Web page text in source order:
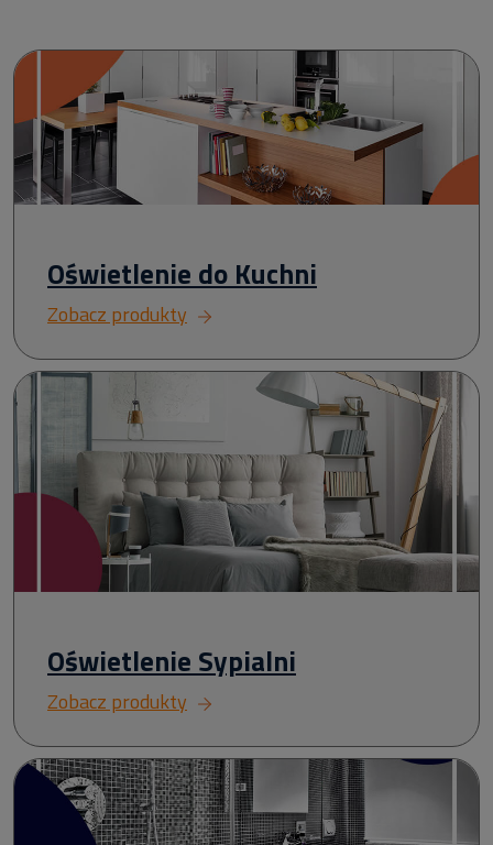
Oświetlenie do Kuchni
Zobacz produkty
Oświetlenie Sypialni
Zobacz produkty